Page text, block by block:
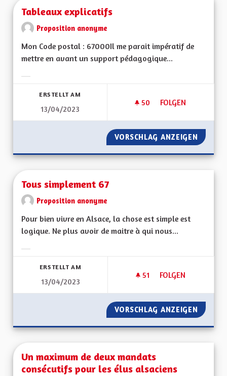
Tableaux explicatifs
Proposition anonyme
Mon Code postal : 67000Il me parait impératif de
mettre en avant un support pédagogique...
ERSTELLT AM
13/04/2023
50 50 FOLLOWER
FOLGEN
TABLEAUX
VORSCHLAG ANZEIGEN
Tous simplement 67
Proposition anonyme
Pour bien vivre en Alsace, la chose est simple est
logique. Ne plus avoir de maitre à qui nous...
ERSTELLT AM
13/04/2023
51 51 FOLLOWER
FOLGEN
TOUS
VORSCHLAG ANZEIGEN TOUS
Un maximum de deux mandats
consécutifs pour les élus alsaciens